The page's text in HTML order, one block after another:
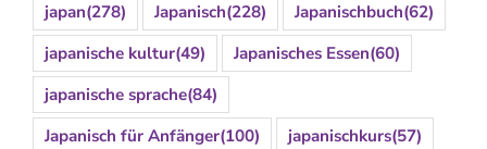
japan(278) Japanisch(228) Japanischbuch(62)
japanische kultur(49) Japanisches Essen(60)
japanische sprache(84)
Japanisch für Anfänger(100) japanischkurs(57)